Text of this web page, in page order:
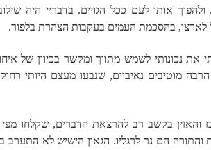
אותו לעם ככל הגויים. בדבריי היה
לארצו, בהסכמת העמים בעקבות הצהרת בלפור.
נכונותי לשמש מתווך ומקשר בכיוון של
מוטיבים נאיביים, שנבעו מעצם היותי
והאזין בקשב רב להרצאת הדברים, שקלחו
הם נר לרגליו. הגאון הישיש לא התערב